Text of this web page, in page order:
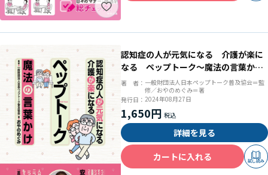
認知症の人が元気になる 介護が楽に
なる ペップトーク～魔法の言葉かけ
～
著 者： 一般財団法人日本ペップトーク普及協会＝監
修／おやのめぐみ＝著
発行日： 2024年08月27日
1,650円
詳細を見る
カートに入れる
試し読み